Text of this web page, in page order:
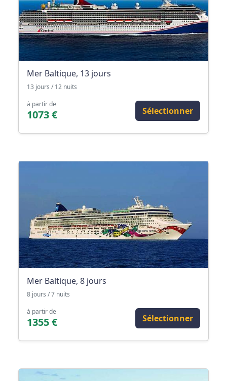
Mer Baltique, 13 jours
13 jours / 12 nuits
à partir de
1073 € Sélectionner
Mer Baltique, 8 jours
8 jours / 7 nuits
à partir de
1355 € Sélectionner